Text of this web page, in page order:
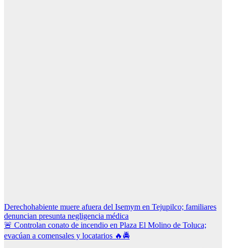
Navegación
de
entradas
Derechohabiente muere afuera del Isemym en Tejupilco; familiares
denuncian presunta negligencia médica
🚨 Controlan conato de incendio en Plaza El Molino de Toluca;
evacúan a comensales y locatarios 🔥🚔